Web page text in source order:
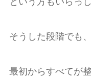
そうした段階でも
最初からすべてが